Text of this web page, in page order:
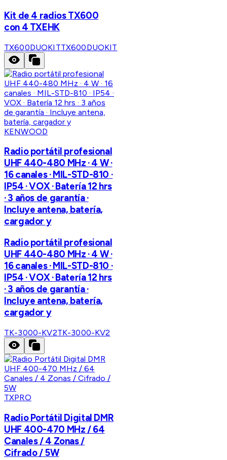
Kit de 4 radios TX600
con 4 TXEHK
TX600DUOKITTX600DUOKIT
KENWOOD
Radio portátil profesional
UHF 440-480 MHz · 4 W ·
16 canales · MIL-STD-810 ·
IP54 · VOX · Batería 12 hrs
· 3 años de garantía ·
Incluye antena, batería,
cargador y
Radio portátil profesional
UHF 440-480 MHz · 4 W ·
16 canales · MIL-STD-810 ·
IP54 · VOX · Batería 12 hrs
· 3 años de garantía ·
Incluye antena, batería,
cargador y
TK-3000-KV2TK-3000-KV2
TXPRO
Radio Portátil Digital DMR
UHF 400-470 MHz / 64
Canales / 4 Zonas /
Cifrado / 5W